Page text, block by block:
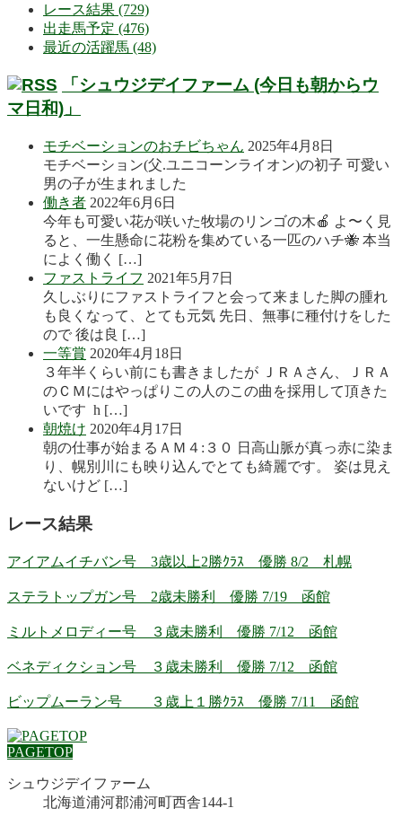
レース結果 (729)
出走馬予定 (476)
最近の活躍馬 (48)
「シュウジデイファーム (今日も朝からウ
マ日和)」
モチベーションのおチビちゃん 2025年4月8日
モチベーション(父.ユニコーンライオン)の初子 可愛い
男の子が生まれました
働き者 2022年6月6日
今年も可愛い花が咲いた牧場のリンゴの木🍎 よ〜く見
ると、一生懸命に花粉を集めている一匹のハチ🐝 本当
によく働く […]
ファストライフ 2021年5月7日
久しぶりにファストライフと会って来ました脚の腫れ
も良くなって、とても元気 先日、無事に種付けをした
ので 後は良 […]
一等賞 2020年4月18日
３年半くらい前にも書きましたが ＪＲＡさん、ＪＲＡ
のＣＭにはやっぱりこの人のこの曲を採用して頂きた
いです h […]
朝焼け 2020年4月17日
朝の仕事が始まるＡＭ４:３０ 日高山脈が真っ赤に染ま
り、幌別川にも映り込んでとても綺麗です。 姿は見え
ないけど […]
レース結果
アイアムイチバン号 3歳以上2勝ｸﾗｽ 優勝 8/2 札幌
ステラトップガン号 2歳未勝利 優勝 7/19 函館
ミルトメロディー号 ３歳未勝利 優勝 7/12 函館
ベネディクション号 ３歳未勝利 優勝 7/12 函館
ビップムーラン号 ３歳上１勝ｸﾗｽ 優勝 7/11 函館
PAGETOP
シュウジデイファーム
北海道浦河郡浦河町西舎144-1